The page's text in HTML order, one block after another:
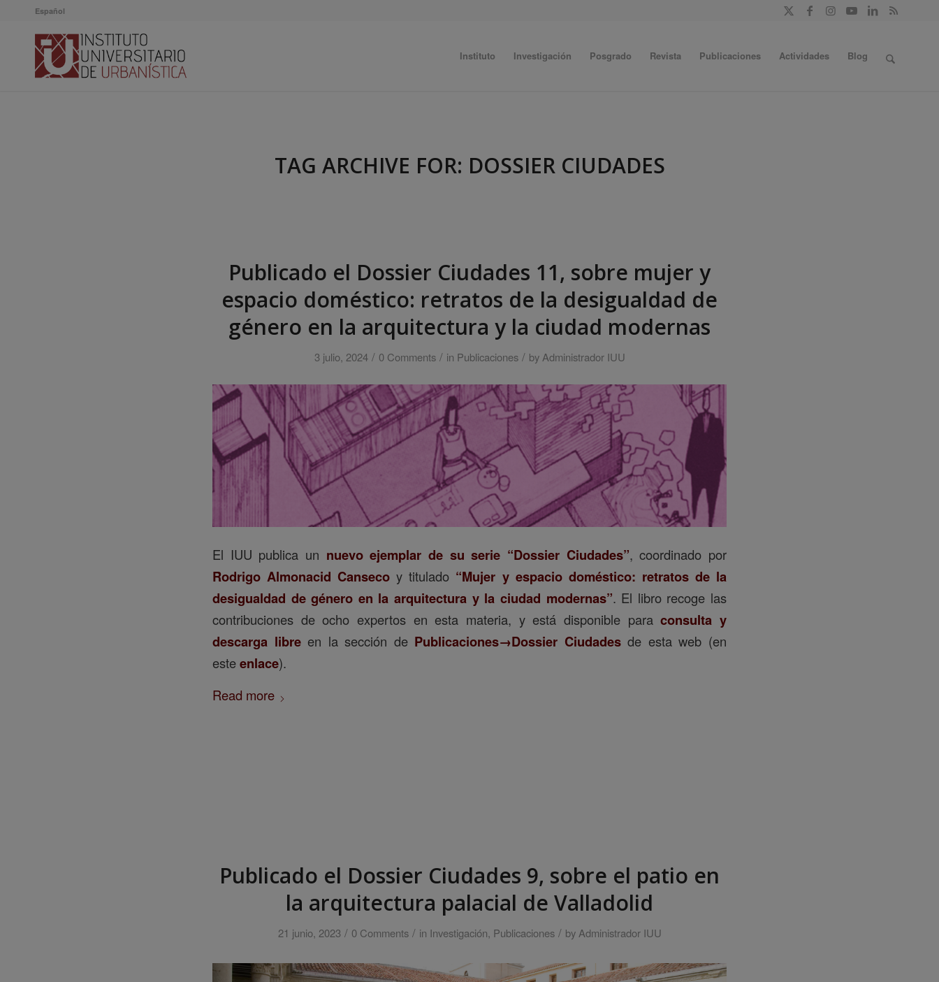
Español
Instituto Investigación Posgrado Revista Publicaciones Actividades Blog
TAG ARCHIVE FOR: DOSSIER CIUDADES
Publicado el Dossier Ciudades 11, sobre mujer y
espacio doméstico: retratos de la desigualdad de
género en la arquitectura y la ciudad modernas
3 julio, 2024 / 0 Comments / in Publicaciones / by Administrador IUU
El IUU publica un nuevo ejemplar de su serie “Dossier Ciudades”, coordinado por
Rodrigo Almonacid Canseco y titulado “Mujer y espacio doméstico: retratos de la
desigualdad de género en la arquitectura y la ciudad modernas”. El libro recoge las
contribuciones de ocho expertos en esta materia, y está disponible paraconsulta y
descarga libreen la sección de Publicaciones→Dossier Ciudades de esta web (en
esteenlace).
Read more
Publicado el Dossier Ciudades 9, sobre el patio en
la arquitectura palacial de Valladolid
21 junio, 2023 / 0 Comments / in Investigación, Publicaciones / by Administrador IUU